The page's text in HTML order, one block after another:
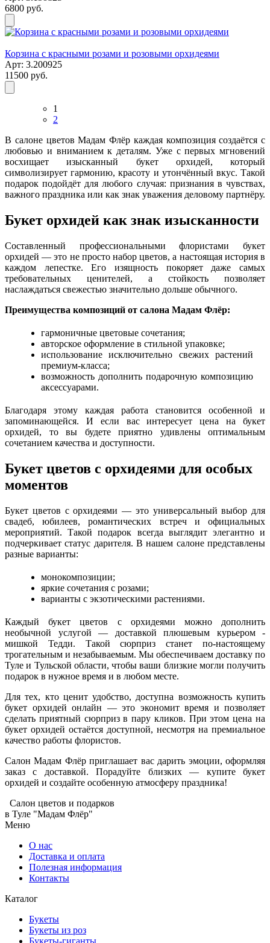
6800 руб.
Корзина с красными розами и розовыми орхидеями
Арт: 3.200925
11500 руб.
1
2
В салоне цветов Мадам Флёр каждая композиция создаётся с
любовью и вниманием к деталям. Уже с первых мгновений
восхищает изысканный букет орхидей, который
символизирует гармонию, красоту и утончённый вкус. Такой
подарок подойдёт для любого случая: признания в чувствах,
важного праздника или как знак уважения деловому партнёру.
Букет орхидей как знак изысканности
Составленный профессиональными флористами букет
орхидей — это не просто набор цветов, а настоящая история в
каждом лепестке. Его изящность покоряет даже самых
требовательных ценителей, а стойкость позволяет
наслаждаться свежестью значительно дольше обычного.
Преимущества композиций от салона Мадам Флёр:
гармоничные цветовые сочетания;
авторское оформление в стильной упаковке;
использование исключительно свежих растений
премиум-класса;
возможность дополнить подарочную композицию
аксессуарами.
Благодаря этому каждая работа становится особенной и
запоминающейся. И если вас интересует цена на букет
орхидей, то вы будете приятно удивлены оптимальным
сочетанием качества и доступности.
Букет цветов с орхидеями для особых
моментов
Букет цветов с орхидеями — это универсальный выбор для
свадеб, юбилеев, романтических встреч и официальных
мероприятий. Такой подарок всегда выглядит элегантно и
подчеркивает статус дарителя. В нашем салоне представлены
разные варианты:
монокомпозиции;
яркие сочетания с розами;
варианты с экзотическими растениями.
Каждый букет цветов с орхидеями можно дополнить
необычной услугой — доставкой плюшевым курьером -
мишкой Тедди. Такой сюрприз станет по-настоящему
трогательным и незабываемым. Мы обеспечиваем доставку по
Туле и Тульской области, чтобы ваши близкие могли получить
подарок в нужное время и в любом месте.
Для тех, кто ценит удобство, доступна возможность купить
букет орхидей онлайн — это экономит время и позволяет
сделать приятный сюрприз в пару кликов. При этом цена на
букет орхидей остаётся доступной, несмотря на премиальное
качество работы флористов.
Салон Мадам Флёр приглашает вас дарить эмоции, оформляя
заказ с доставкой. Порадуйте близких — купите букет
орхидей и создайте особенную атмосферу праздника!
Салон цветов и подарков
в Туле "Мадам Флёр"
Меню
О нас
Доставка и оплата
Полезная информация
Контакты
Каталог
Букеты
Букеты из роз
Букеты-гиганты